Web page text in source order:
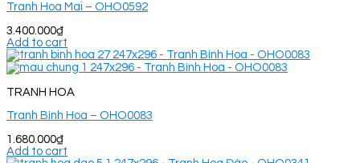
Tranh Hoa Mai – OHO0592
3.400.000₫
Add to cart
TRANH HOA
Tranh Bình Hoa – OHO0083
1.680.000₫
Add to cart